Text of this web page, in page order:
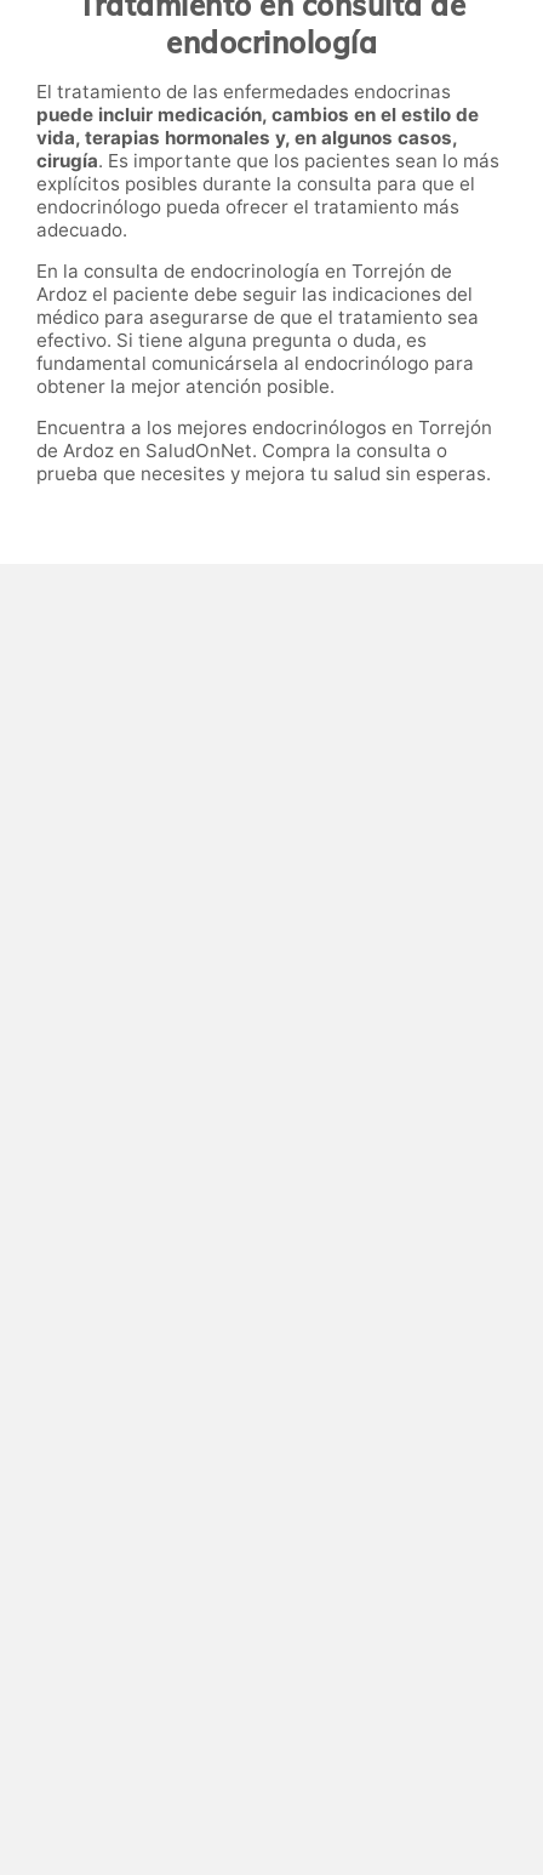
endocrinología
El tratamiento de las enfermedades endocrinas
puede incluir medicación, cambios en el estilo de
vida, terapias hormonales y, en algunos casos,
cirugía. Es importante que los pacientes sean lo más
explícitos posibles durante la consulta para que el
endocrinólogo pueda ofrecer el tratamiento más
adecuado.
En la consulta de endocrinología en Torrejón de
Ardoz el paciente debe seguir las indicaciones del
médico para asegurarse de que el tratamiento sea
efectivo. Si tiene alguna pregunta o duda, es
fundamental comunicársela al endocrinólogo para
obtener la mejor atención posible.
Encuentra a los mejores endocrinólogos en Torrejón
de Ardoz en SaludOnNet. Compra la consulta o
prueba que necesites y mejora tu salud sin esperas.